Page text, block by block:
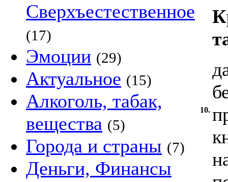
Сверхъестественное
(17)
Эмоции (29)
Актуальное (15)
Алкоголь, табак,
вещества (5)
Города и страны (7)
Деньги, Финансы
10.